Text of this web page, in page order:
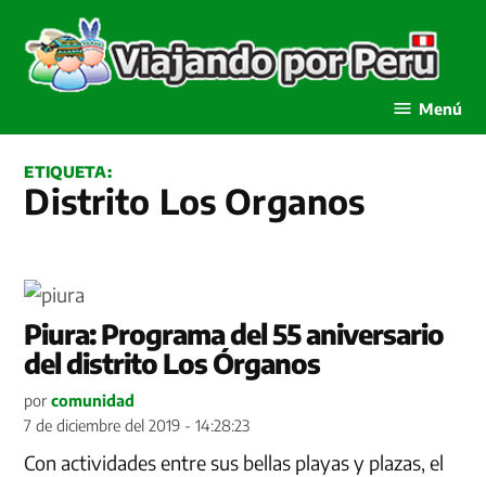
contenido
Menú
ETIQUETA:
Distrito Los Organos
Piura: Programa del 55 aniversario
del distrito Los Órganos
por comunidad
7 de diciembre del 2019 - 14:28:23
Con actividades entre sus bellas playas y plazas, el